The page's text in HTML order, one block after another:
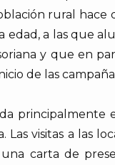
rural hace
a las que
y que en
de las
Las visitas a las
carta de